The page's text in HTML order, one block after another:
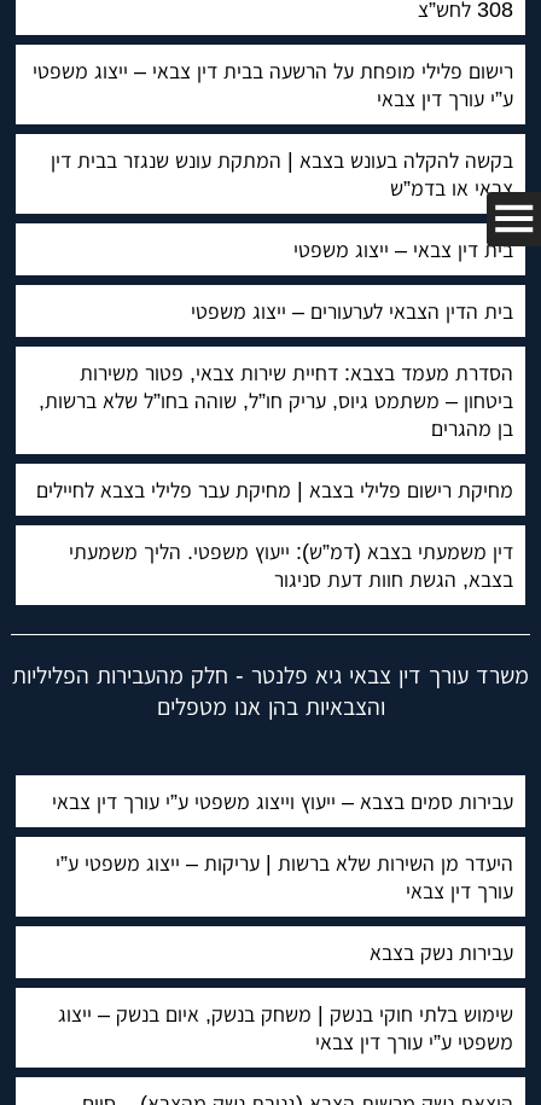
308 לחש”צ
רישום פלילי מופחת על הרשעה בבית דין צבאי – ייצוג משפטי
ע”י עורך דין צבאי
בקשה להקלה בעונש בצבא | המתקת עונש שנגזר בבית דין
צבאי או בדמ”ש
בית דין צבאי – ייצוג משפטי
בית הדין הצבאי לערעורים – ייצוג משפטי
הסדרת מעמד בצבא: דחיית שירות צבאי, פטור משירות
ביטחון – משתמט גיוס, עריק חו”ל, שוהה בחו”ל שלא ברשות,
בן מהגרים
מחיקת רישום פלילי בצבא | מחיקת עבר פלילי בצבא לחיילים
דין משמעתי בצבא (דמ”ש): ייעוץ משפטי. הליך משמעתי
בצבא, הגשת חוות דעת סניגור
משרד עורך דין צבאי גיא פלנטר - חלק מהעבירות הפליליות
והצבאיות בהן אנו מטפלים
עבירות סמים בצבא – ייעוץ וייצוג משפטי ע”י עורך דין צבאי
היעדר מן השירות שלא ברשות | עריקות – ייצוג משפטי ע”י
עורך דין צבאי
עבירות נשק בצבא
שימוש בלתי חוקי בנשק | משחק בנשק, איום בנשק – ייצוג
משפטי ע”י עורך דין צבאי